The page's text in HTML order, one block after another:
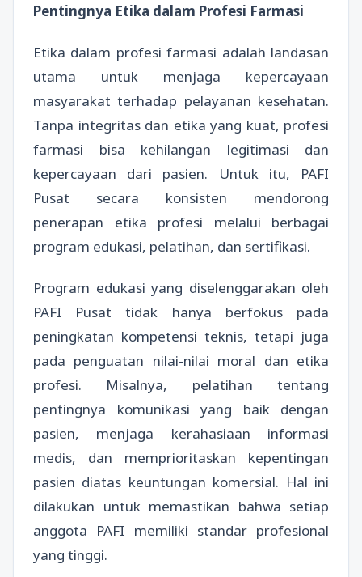
Pentingnya Etika dalam Profesi Farmasi
Etika dalam profesi farmasi adalah landasan
utama untuk menjaga kepercayaan
masyarakat terhadap pelayanan kesehatan.
Tanpa integritas dan etika yang kuat, profesi
farmasi bisa kehilangan legitimasi dan
kepercayaan dari pasien. Untuk itu, PAFI
Pusat secara konsisten mendorong
penerapan etika profesi melalui berbagai
program edukasi, pelatihan, dan sertifikasi.
Program edukasi yang diselenggarakan oleh
PAFI Pusat tidak hanya berfokus pada
peningkatan kompetensi teknis, tetapi juga
pada penguatan nilai-nilai moral dan etika
profesi. Misalnya, pelatihan tentang
pentingnya komunikasi yang baik dengan
pasien, menjaga kerahasiaan informasi
medis, dan memprioritaskan kepentingan
pasien diatas keuntungan komersial. Hal ini
dilakukan untuk memastikan bahwa setiap
anggota PAFI memiliki standar profesional
yang tinggi.